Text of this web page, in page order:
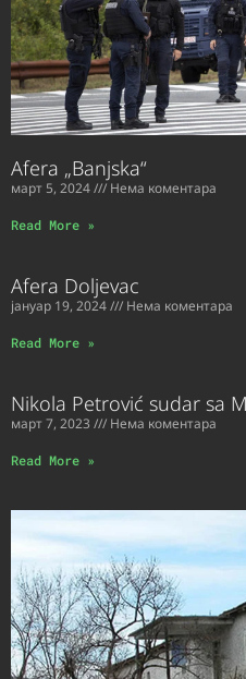
Afera „Banjska“
март 5, 2024 Нема коментара
Read More »
Afera Doljevac
јануар 19, 2024 Нема коментара
Read More »
Nikola Petrović sudar sa
март 7, 2023 Нема коментара
Read More »